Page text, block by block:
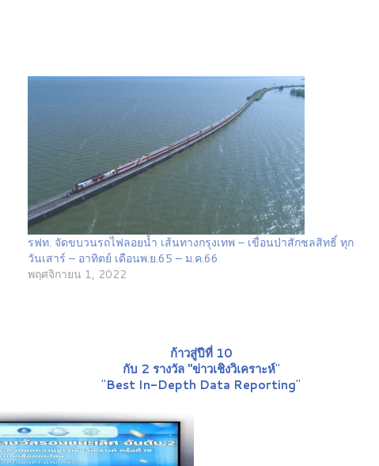
รฟท. จัดขบวนรถไฟลอยน้ำ เส้นทางกรุงเทพ – เขื่อนป่าสักชลสิทธิ์ ทุก
วันเสาร์ – อาทิตย์ เดือนพ.ย.65 – ม.ค.66
พฤศจิกายน 1, 2022
ก้าวสู่ปีที่ 10
กับ 2 รางวัล "ข่าวเชิงวิเคราะห์"
"Best In-Depth Data Reporting"